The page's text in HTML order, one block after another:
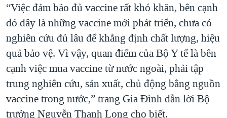
“Việc đảm bảo đủ vaccine rất khó khăn, bên cạnh
đó đây là những vaccine mới phát triển, chưa có
nghiên cứu đủ lâu để khẳng định chất lượng, hiệu
quả bảo vệ. Vì vậy, quan điểm của Bộ Y tế là bên
cạnh việc mua vaccine từ nước ngoài, phải tập
trung nghiên cứu, sản xuất, chủ động bằng nguồn
vaccine trong nước,” trang Gia Đình dẫn lời Bộ
trưởng Nguyễn Thanh Long cho biết.